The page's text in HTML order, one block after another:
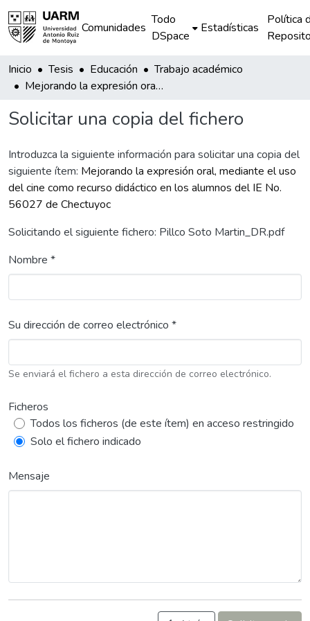
Comunidades
Todo
DSpace
Estadísticas
Política
Inicio Tesis Educación
Trabajo académico
Mejorando la expresión oral, mediante el uso del cine como recurso didáctico en los alumnos del IE No. 56027 de Chectuyoc
Solicitar una copia del fichero
Introduzca la siguiente información para solicitar una copia del
siguiente ítem: Mejorando la expresión oral, mediante el uso
del cine como recurso didáctico en los alumnos del IE No.
56027 de Chectuyoc
Solicitando el siguiente fichero: Pillco Soto Martin_DR.pdf
Nombre *
Su dirección de correo electrónico *
Se enviará el fichero a esta dirección de correo electrónico.
Ficheros
Todos los ficheros (de este ítem) en acceso restringido
Solo el fichero indicado
Mensaje